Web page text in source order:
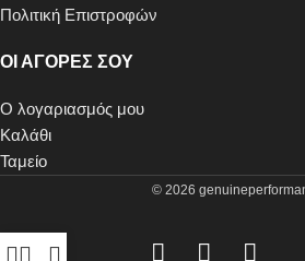
Πολιτική Επιστροφών
ΟΙ ΑΓΟΡΕΣ ΣΟΥ
Ο λογαριασμός μου
Καλάθι
Ταμείο
© 2026